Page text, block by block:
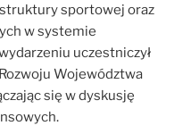
sportowej oraz
w systemie
uczestniczył
Województwa
się w dyskusję